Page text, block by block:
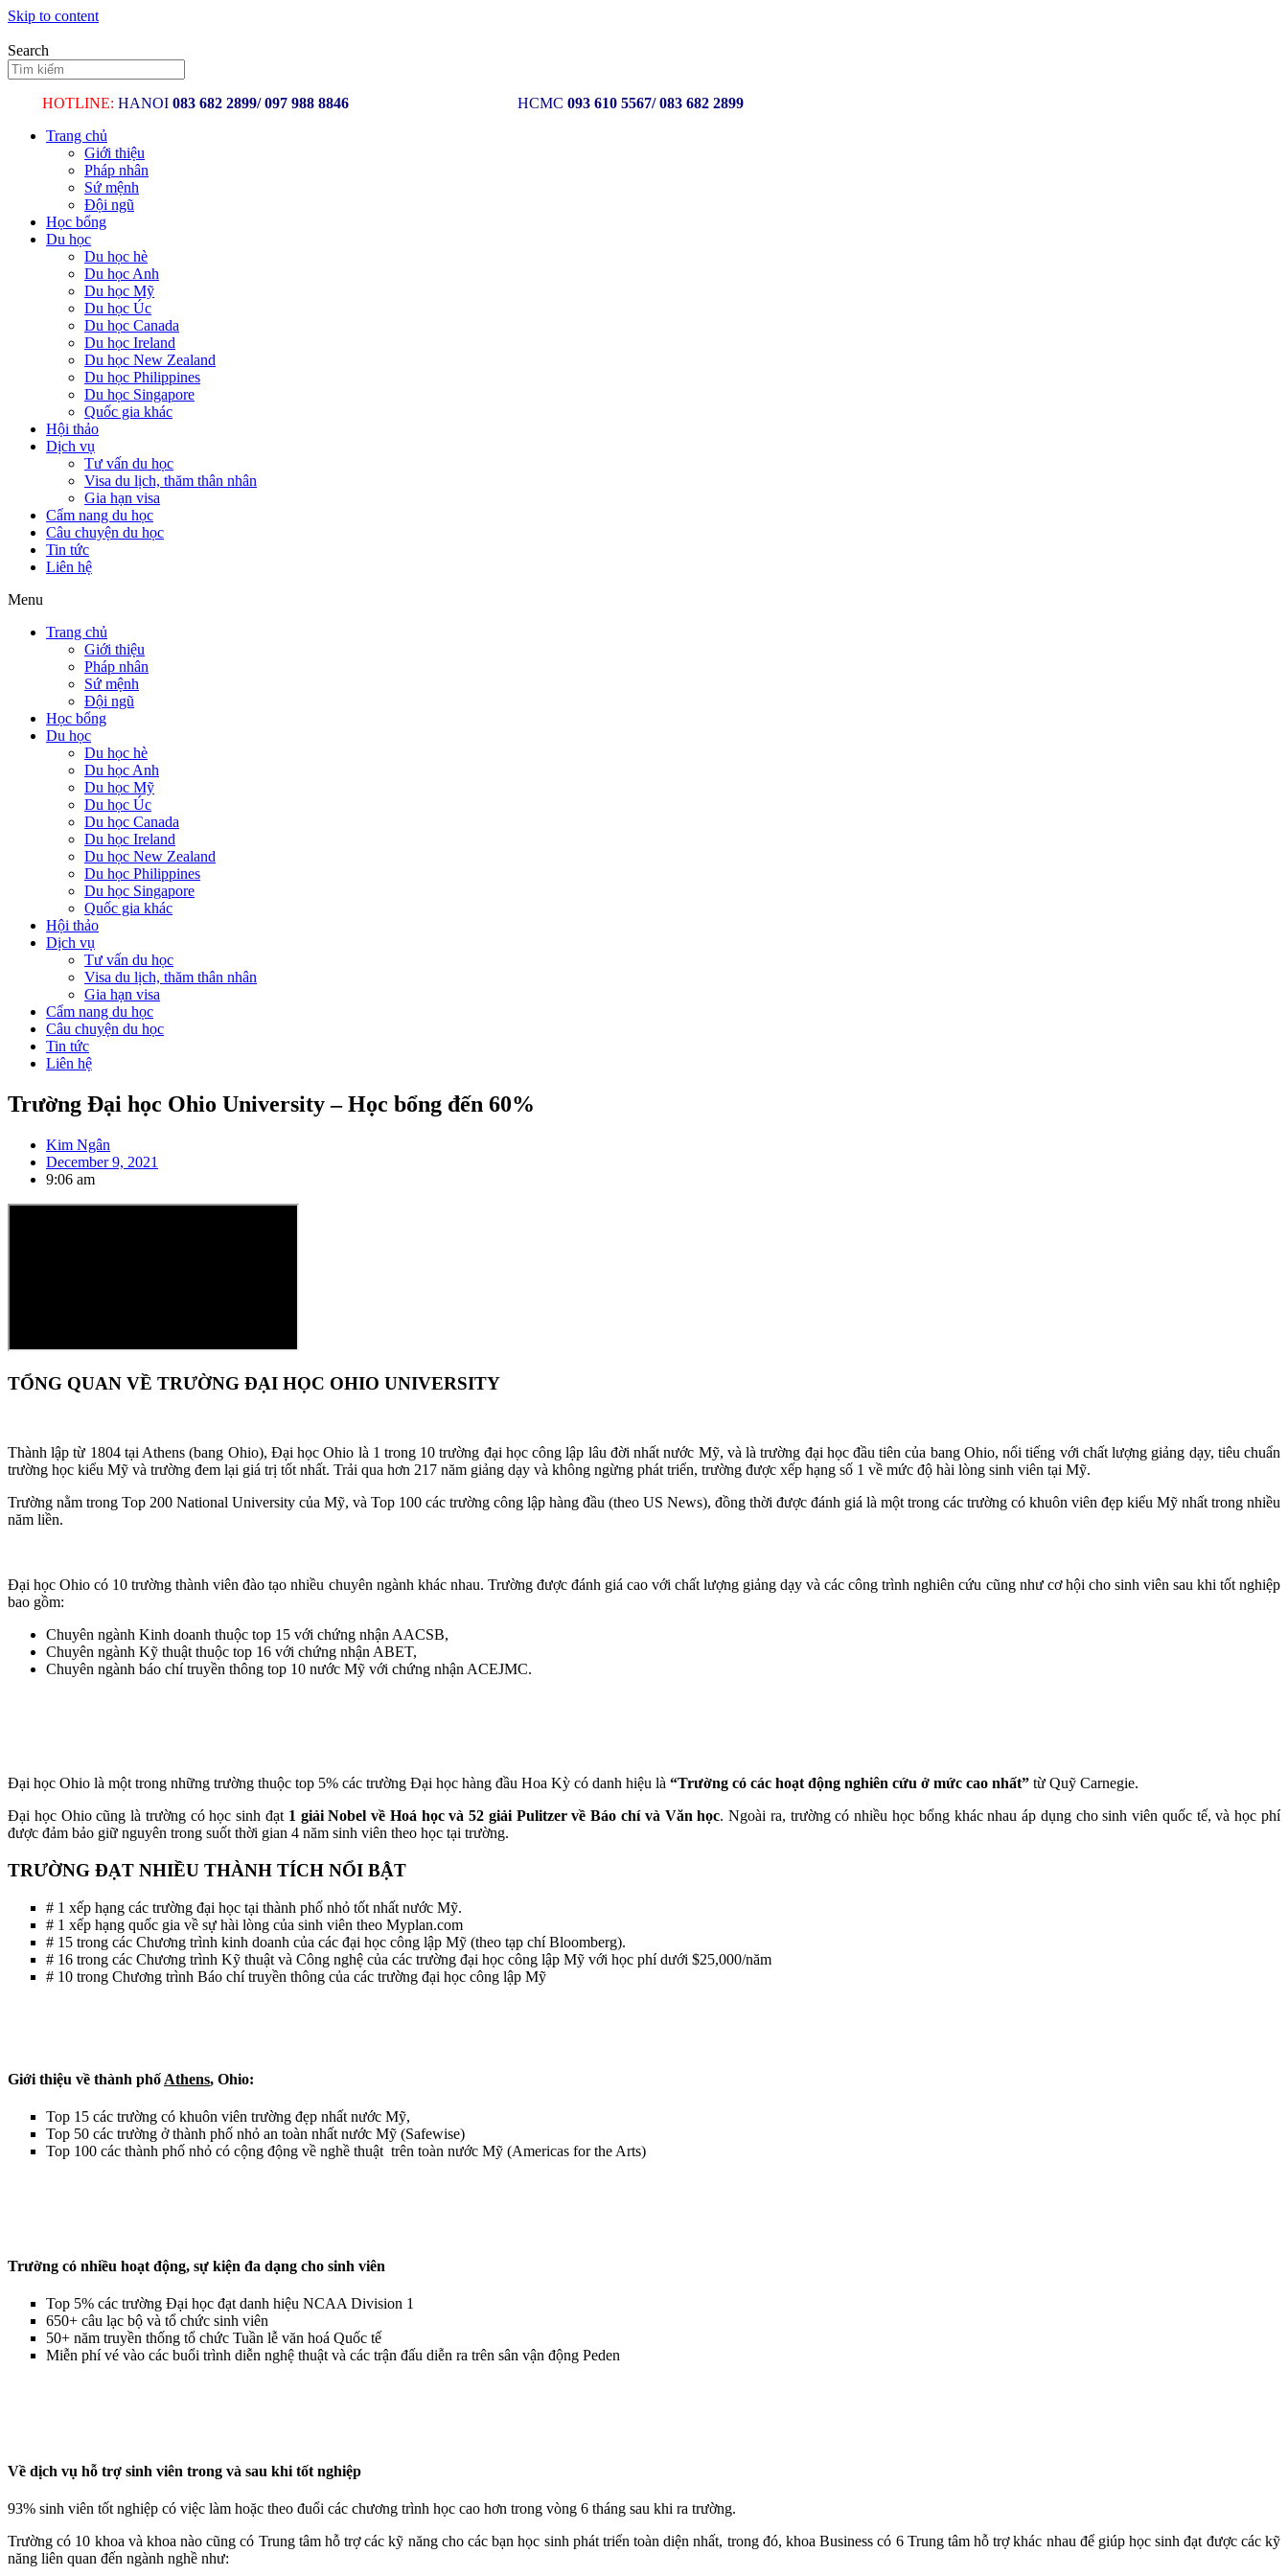
Skip to content
Search
HOTLINE: HANOI 083 682 2899/097 988 8846 HCMC 093 610 5567/ 083 682 2899
Trang chủ
Giới thiệu
Pháp nhân
Sứ mệnh
Đội ngũ
Học bổng
Du học
Du học hè
Du học Anh
Du học Mỹ
Du học Úc
Du học Canada
Du học Ireland
Du học New Zealand
Du học Philippines
Du học Singapore
Quốc gia khác
Hội thảo
Dịch vụ
Tư vấn du học
Visa du lịch, thăm thân nhân
Gia hạn visa
Cẩm nang du học
Câu chuyện du học
Tin tức
Liên hệ
Menu
Trang chủ
Giới thiệu
Pháp nhân
Sứ mệnh
Đội ngũ
Học bổng
Du học
Du học hè
Du học Anh
Du học Mỹ
Du học Úc
Du học Canada
Du học Ireland
Du học New Zealand
Du học Philippines
Du học Singapore
Quốc gia khác
Hội thảo
Dịch vụ
Tư vấn du học
Visa du lịch, thăm thân nhân
Gia hạn visa
Cẩm nang du học
Câu chuyện du học
Tin tức
Liên hệ
Trường Đại học Ohio University – Học bổng đến 60%
Kim Ngân
December 9, 2021
9:06 am
TỔNG QUAN VỀ TRƯỜNG ĐẠI HỌC OHIO UNIVERSITY
Thành lập từ 1804 tại Athens (bang Ohio), Đại học Ohio là 1 trong 10 trường đại học công lập lâu đời nhất nước Mỹ, và là trường đại học đầu tiên của bang Ohio, nổi tiếng với chất lượng giảng dạy, tiêu chuẩn
trường học kiểu Mỹ và trường đem lại giá trị tốt nhất. Trải qua hơn 217 năm giảng dạy và không ngừng phát triển, trường được xếp hạng số 1 về mức độ hài lòng sinh viên tại Mỹ.
Trường nằm trong Top 200 National University của Mỹ, và Top 100 các trường công lập hàng đầu (theo US News), đồng thời được đánh giá là một trong các trường có khuôn viên đẹp kiểu Mỹ nhất trong nhiều
năm liền.
Đại học Ohio có 10 trường thành viên đào tạo nhiều chuyên ngành khác nhau. Trường được đánh giá cao với chất lượng giảng dạy và các công trình nghiên cứu cũng như cơ hội cho sinh viên sau khi tốt nghiệp
bao gồm:
Chuyên ngành Kinh doanh thuộc top 15 với chứng nhận AACSB,
Chuyên ngành Kỹ thuật thuộc top 16 với chứng nhận ABET,
Chuyên ngành báo chí truyền thông top 10 nước Mỹ với chứng nhận ACEJMC.
Đại học Ohio là một trong những trường thuộc top 5% các trường Đại học hàng đầu Hoa Kỳ có danh hiệu là “Trường có các hoạt động nghiên cứu ở mức cao nhất” từ Quỹ Carnegie.
Đại học Ohio cũng là trường có học sinh đạt 1 giải Nobel về Hoá học và 52 giải Pulitzer về Báo chí và Văn học. Ngoài ra, trường có nhiều học bổng khác nhau áp dụng cho sinh viên quốc tế, và học phí
được đảm bảo giữ nguyên trong suốt thời gian 4 năm sinh viên theo học tại trường.
TRƯỜNG ĐẠT NHIỀU THÀNH TÍCH NỔI BẬT
# 1 xếp hạng các trường đại học tại thành phố nhỏ tốt nhất nước Mỹ.
# 1 xếp hạng quốc gia về sự hài lòng của sinh viên theo Myplan.com
# 15 trong các Chương trình kinh doanh của các đại học công lập Mỹ (theo tạp chí Bloomberg).
# 16 trong các Chương trình Kỹ thuật và Công nghệ của các trường đại học công lập Mỹ với học phí dưới $25,000/năm
# 10 trong Chương trình Báo chí truyền thông của các trường đại học công lập Mỹ
Giới thiệu về thành phố Athens, Ohio:
Top 15 các trường có khuôn viên trường đẹp nhất nước Mỹ,
Top 50 các trường ở thành phố nhỏ an toàn nhất nước Mỹ (Safewise)
Top 100 các thành phố nhỏ có cộng động về nghề thuật trên toàn nước Mỹ (Americas for the Arts)
Trường có nhiều hoạt động, sự kiện đa dạng cho sinh viên
Top 5% các trường Đại học đạt danh hiệu NCAA Division 1
650+ câu lạc bộ và tổ chức sinh viên
50+ năm truyền thống tổ chức Tuần lễ văn hoá Quốc tế
Miễn phí vé vào các buổi trình diễn nghệ thuật và các trận đấu diễn ra trên sân vận động Peden
Về dịch vụ hỗ trợ sinh viên trong và sau khi tốt nghiệp
93% sinh viên tốt nghiệp có việc làm hoặc theo đuổi các chương trình học cao hơn trong vòng 6 tháng sau khi ra trường.
Trường có 10 khoa và khoa nào cũng có Trung tâm hỗ trợ các kỹ năng cho các bạn học sinh phát triển toàn diện nhất, trong đó, khoa Business có 6 Trung tâm hỗ trợ khác nhau để giúp học sinh đạt được các kỹ
năng liên quan đến ngành nghề như: